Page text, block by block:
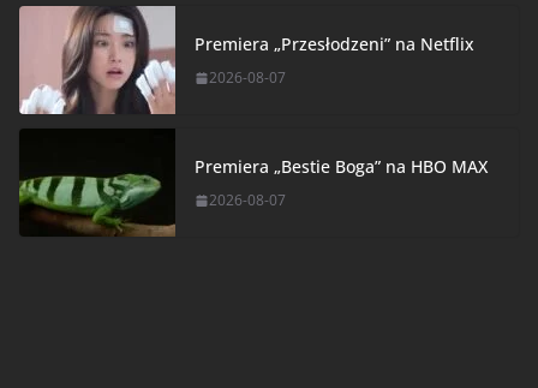
Premiera „Przesłodzeni” na Netflix
2026-08-07
Premiera „Bestie Boga” na HBO MAX
2026-08-07